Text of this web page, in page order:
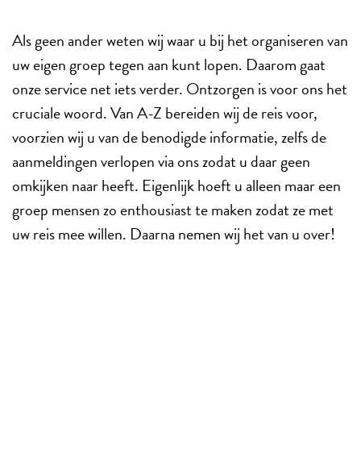
Als geen ander weten wij waar u bij het organiseren van
uw eigen groep tegen aan kunt lopen. Daarom gaat
onze service net iets verder. Ontzorgen is voor ons het
cruciale woord. Van A-Z bereiden wij de reis voor,
voorzien wij u van de benodigde informatie, zelfs de
aanmeldingen verlopen via ons zodat u daar geen
omkijken naar heeft. Eigenlijk hoeft u alleen maar een
groep mensen zo enthousiast te maken zodat ze met
uw reis mee willen. Daarna nemen wij het van u over!